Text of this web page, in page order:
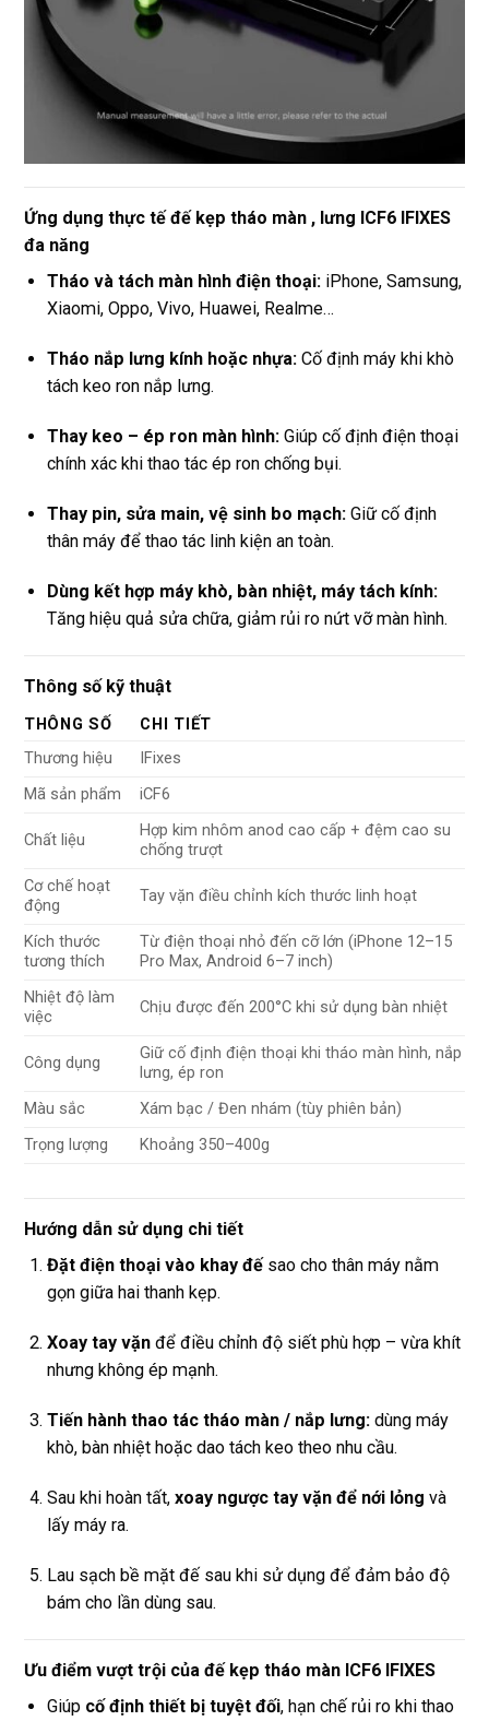
Ứng dụng thực tế đế kẹp tháo màn , lưng ICF6 IFIXES
đa năng
Tháo và tách màn hình điện thoại: iPhone, Samsung,
Xiaomi, Oppo, Vivo, Huawei, Realme…
Tháo nắp lưng kính hoặc nhựa: Cố định máy khi khò
tách keo ron nắp lưng.
Thay keo – ép ron màn hình: Giúp cố định điện thoại
chính xác khi thao tác ép ron chống bụi.
Thay pin, sửa main, vệ sinh bo mạch: Giữ cố định
thân máy để thao tác linh kiện an toàn.
Dùng kết hợp máy khò, bàn nhiệt, máy tách kính:
Tăng hiệu quả sửa chữa, giảm rủi ro nứt vỡ màn hình.
Thông số kỹ thuật
THÔNG SỐ
CHI TIẾT
Thương hiệu
IFixes
Mã sản phẩm
iCF6
Chất liệu
Hợp kim nhôm anod cao cấp + đệm cao su
chống trượt
Cơ chế hoạt
động
Tay vặn điều chỉnh kích thước linh hoạt
Kích thước
tương thích
Từ điện thoại nhỏ đến cỡ lớn (iPhone 12–15
Pro Max, Android 6–7 inch)
Nhiệt độ làm
việc
Chịu được đến 200°C khi sử dụng bàn nhiệt
Công dụng
Giữ cố định điện thoại khi tháo màn hình, nắp
lưng, ép ron
Màu sắc
Xám bạc / Đen nhám (tùy phiên bản)
Trọng lượng
Khoảng 350–400g
Hướng dẫn sử dụng chi tiết
Đặt điện thoại vào khay đếsao cho thân máy nằm
gọn giữa hai thanh kẹp.
Xoay tay vặn để điều chỉnh độ siết phù hợp – vừa khít
nhưng không ép mạnh.
Tiến hành thao tác tháo màn / nắp lưng: dùng máy
khò, bàn nhiệt hoặc dao tách keo theo nhu cầu.
Sau khi hoàn tất, xoay ngược tay vặn để nới lỏng và
lấy máy ra.
Lau sạch bề mặt đế sau khi sử dụng để đảm bảo độ
bám cho lần dùng sau.
Ưu điểm vượt trội của đế kẹp tháo màn ICF6 IFIXES
Giúp cố định thiết bị tuyệt đối, hạn chế rủi ro khi thao